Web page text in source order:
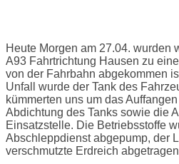
Heute Morgen am 27.04. wurden
A93 Fahrtrichtung Hausen zu
von der Fahrbahn abgekommen
Unfall wurde der Tank des
kümmerten uns um das
Abdichtung des Tanks sowie die
Einsatzstelle. Die Betriebsstoffe
Abschleppdienst abgepump, der
verschmutzte Erdreich